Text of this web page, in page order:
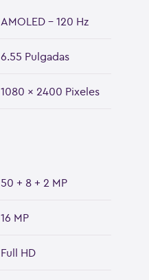
AMOLED - 120 Hz
6.55 Pulgadas
1080 x 2400 Pixeles
50 + 8 + 2 MP
16 MP
Full HD